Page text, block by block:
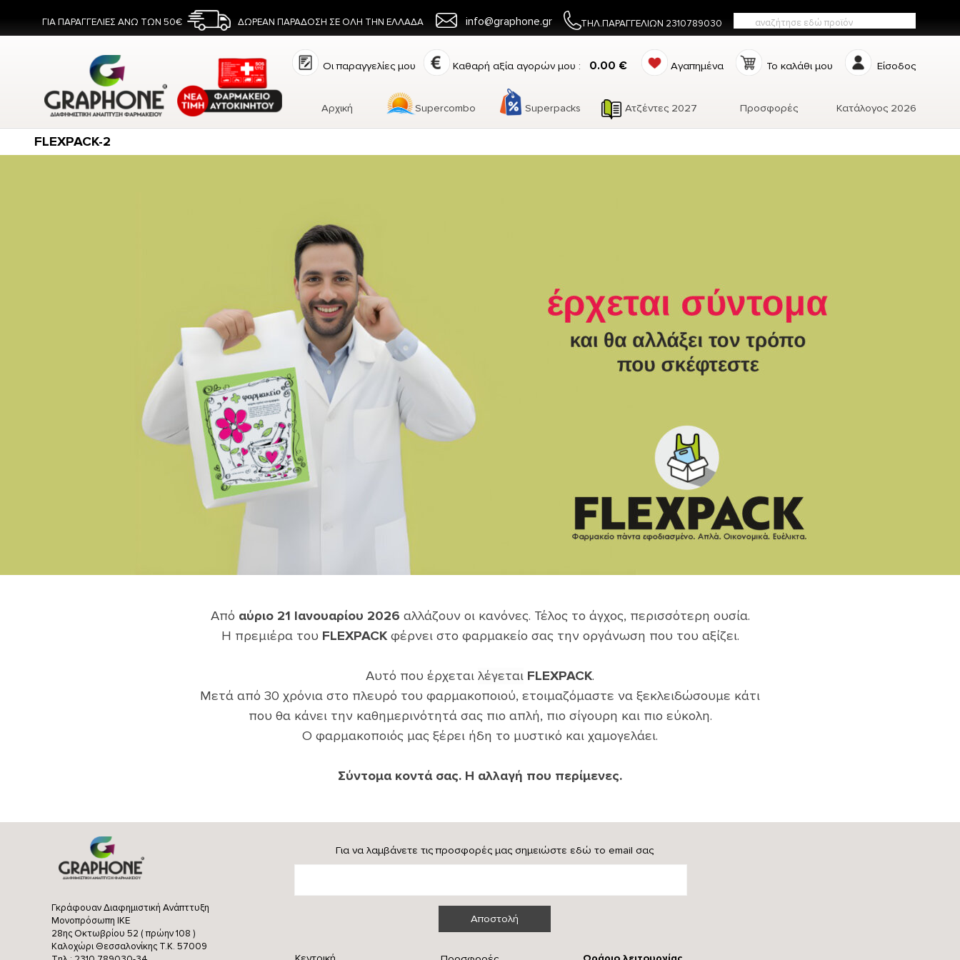
Αρχική Supercombo Superpacks Ατζέντες 2027 Προσφορές Κατάλογος 2026
ΤΗΛ.ΠΑΡΑΓΓΕΛΙΩΝ 2310789030
ΔΩΡΕΑΝ ΠΑΡΑΔΟΣΗ ΣΕ ΟΛΗ ΤΗΝ ΕΛΛΑΔΑ
ΓΙΑ ΠΑΡΑΓΓΕΛΙΕΣ ΑΝΩ ΤΩΝ 50€ info@graphone.gr
0.00 €
Καθαρή αξία αγορών μου : Είσοδος
Το καλάθι μου
Αγαπημένα
Οι παραγγελίες μου
FLEXPACK-2
Από αύριο 21 Ιανουαρίου 2026 αλλάζουν οι κανόνες. Τέλος το άγχος, περισσότερη ουσία.
Η πρεμιέρα του FLEXPACKφέρνει στο φαρμακείο σας την οργάνωση που του αξίζει.
Αυτό που έρχεται λέγεται FLEXPACK.
Μετά από 30 χρόνια στο πλευρό του φαρμακοποιού, ετοιμαζόμαστε να ξεκλειδώσουμε κάτι
που θα κάνει την καθημερινότητά σας πιο απλή, πιο σίγουρη και πιο εύκολη.
Ο φαρμακοποιός μας ξέρει ήδη το μυστικό και χαμογελάει.
Σύντομα κοντά σας. Η αλλαγή που περίμενες.
Γκράφουαν Διαφημιστική Ανάπττυξη
Μονοπρόσωπη ΙΚΕ
28ης Οκτωβρίου 52 ( πρώην 108 )
Καλοχώρι Θεσσαλονίκης Τ.Κ. 57009
Για να λαμβάνετε τις προσφορές μας σημειώστε εδώ το email σας